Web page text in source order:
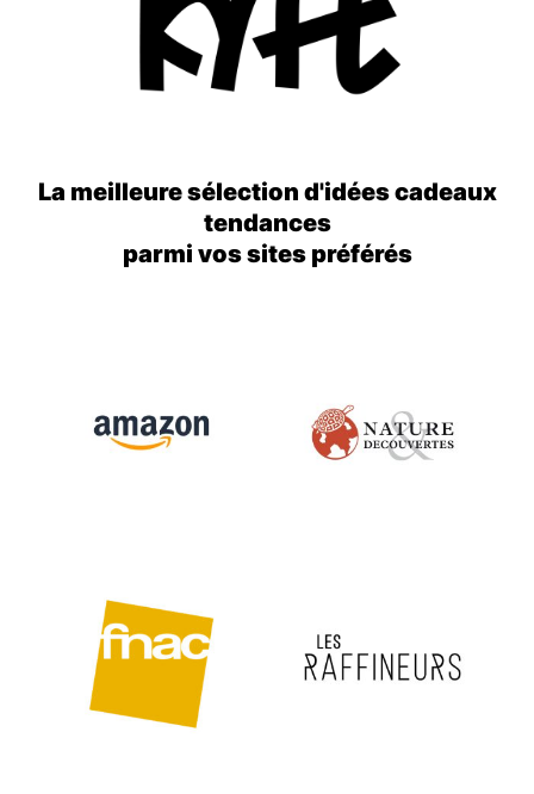
La meilleure sélection d'idées cadeaux
tendances
parmi vos sites préférés